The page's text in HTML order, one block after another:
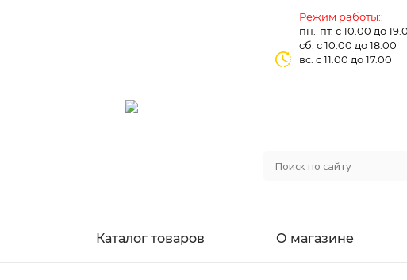
Режим работы::
пн.-пт. с 10.00 до
сб. с 10.00 до 18.00
вс. с 11.00 до 17.00
Каталог товаров О магазине